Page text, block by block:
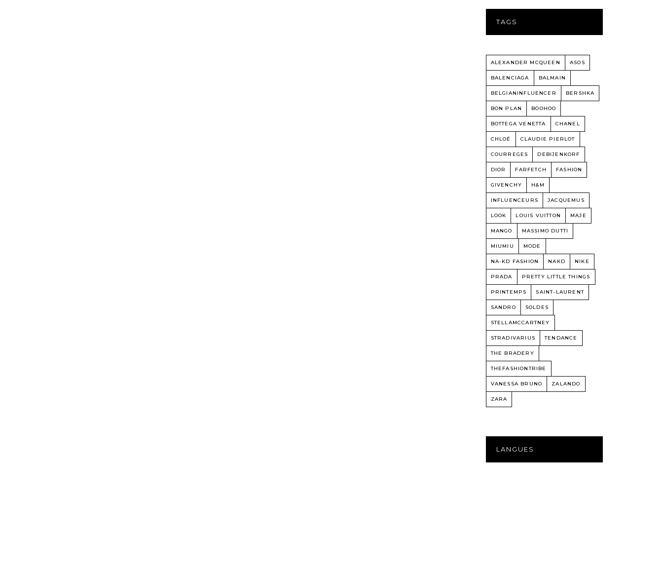
TAGS
ALEXANDER MCQUEEN ASOS
BALENCIAGA BALMAIN
BELGIANINFLUENCER BERSHKA
BON PLAN BOOHOO
BOTTEGA VENETTA CHANEL
CHLOÉ CLAUDIE PIERLOT
COURREGES DEBIJENKORF
DIOR FARFETCH FASHION
GIVENCHY H&M
INFLUENCEURS JACQUEMUS
LOOK LOUIS VUITTON MAJE
MANGO MASSIMO DUTTI
MIUMIU MODE
NA-KD FASHION NAKD NIKE
PRADA PRETTY LITTLE THINGS
PRINTEMPS SAINT-LAURENT
SANDRO SOLDES
STELLAMCCARTNEY
STRADIVARIUS TENDANCE
THE BRADERY
THEFASHIONTRIBE
VANESSA BRUNO ZALANDO
ZARA
LANGUES